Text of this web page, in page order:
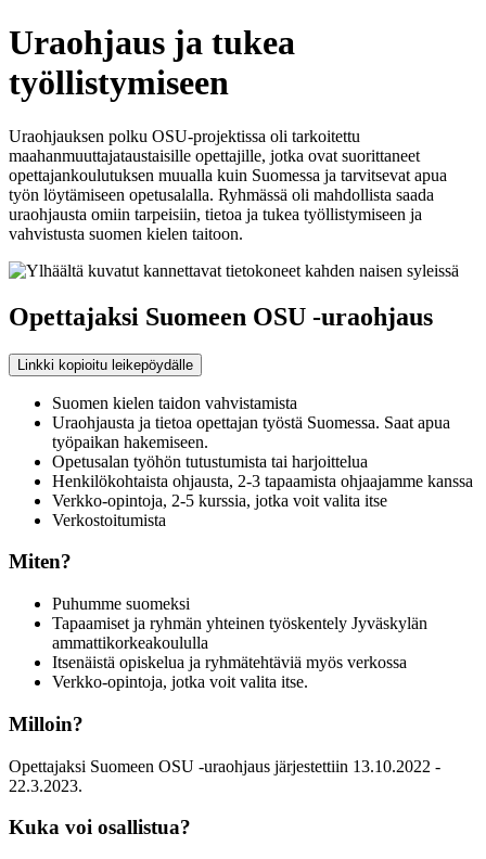
Uraohjaus ja tukea
työllistymiseen
Uraohjauksen polku OSU-projektissa oli tarkoitettu
maahanmuuttajataustaisille opettajille, jotka ovat suorittaneet
opettajankoulutuksen muualla kuin Suomessa ja tarvitsevat apua
työn löytämiseen opetusalalla. Ryhmässä oli mahdollista saada
uraohjausta omiin tarpeisiin, tietoa ja tukea työllistymiseen ja
vahvistusta suomen kielen taitoon.
Opettajaksi Suomeen OSU -uraohjaus
Linkki kopioitu leikepöydälle
Suomen kielen taidon vahvistamista
Uraohjausta ja tietoa opettajan työstä Suomessa. Saat apua
työpaikan hakemiseen.
Opetusalan työhön tutustumista tai harjoittelua
Henkilökohtaista ohjausta, 2-3 tapaamista ohjaajamme kanssa
Verkko-opintoja, 2-5 kurssia, jotka voit valita itse
Verkostoitumista
Miten?
Puhumme suomeksi
Tapaamiset ja ryhmän yhteinen työskentely Jyväskylän
ammattikorkeakoululla
Itsenäistä opiskelua ja ryhmätehtäviä myös verkossa
Verkko-opintoja, jotka voit valita itse.
Milloin?
Opettajaksi Suomeen OSU -uraohjaus järjestettiin 13.10.2022 -
22.3.2023.
Kuka voi osallistua?